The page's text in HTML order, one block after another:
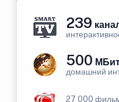
239
500
домашний
27 000